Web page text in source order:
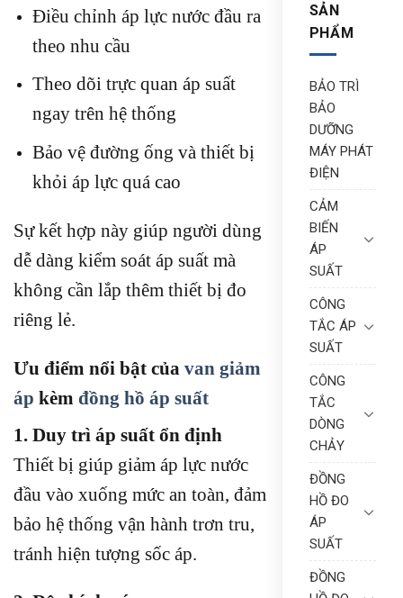
Điều chỉnh áp lực nước đầu ra
theo nhu cầu
Theo dõi trực quan áp suất
ngay trên hệ thống
Bảo vệ đường ống và thiết bị
khỏi áp lực quá cao
Sự kết hợp này giúp người dùng
dễ dàng kiểm soát áp suất mà
không cần lắp thêm thiết bị đo
riêng lẻ.
Ưu điểm nổi bật của van giảm
áp kèm đồng hồ áp suất
1. Duy trì áp suất ổn định
Thiết bị giúp giảm áp lực nước
đầu vào xuống mức an toàn, đảm
bảo hệ thống vận hành trơn tru,
tránh hiện tượng sốc áp.
SẢN
PHẨM
BẢO TRÌ
BẢO
DƯỠNG
MÁY PHÁT
ĐIỆN
CẢM
BIẾN
ÁP
SUẤT
CÔNG
TẮC ÁP
SUẤT
CÔNG
TẮC
DÒNG
CHẢY
ĐỒNG
HỒ ĐO
ÁP
SUẤT
ĐỒNG